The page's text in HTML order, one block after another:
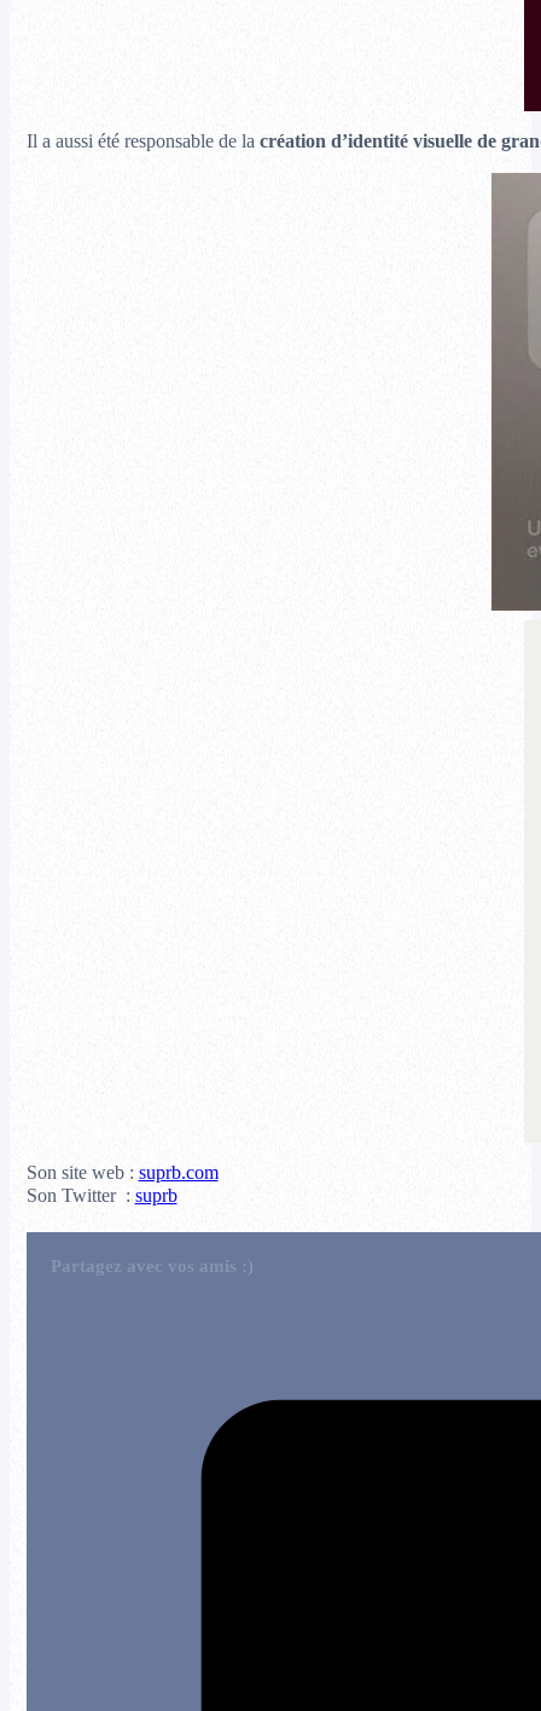
Il a aussi été responsable de la création d’identité visuelle de
Son site web : suprb.com
Son Twitter : suprb
Partagez avec vos amis :)